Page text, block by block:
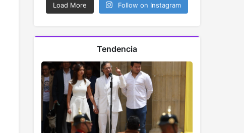
Load More Follow on Instagram
Tendencia